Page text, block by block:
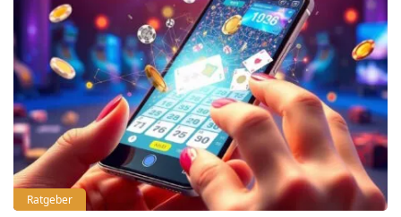
Ratgeber